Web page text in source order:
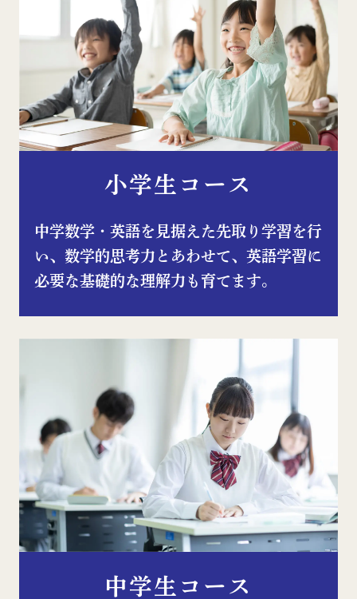
小学生コース
中学数学・英語を⾒据えた先取り学習を⾏
い、数学的思考⼒とあわせて、英語学習に
必要な基礎的な理解⼒も育てます。
中学生コース